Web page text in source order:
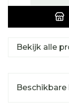
Bekijk alle